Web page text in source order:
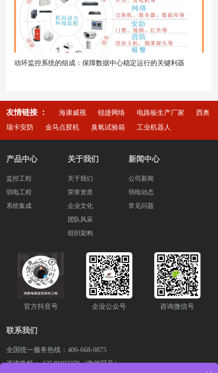
动环监控系统的组成：保障数据中心稳定运行的关键利器
友情链接 ： 海康威视 锐捷网络 电路板生产厂家
西奥
瑞卡安防
金马点胶机 臭氧试验箱 工业机器人
产品中心
监控工程
弱电工程
系统集成
关于我们
关于我们
荣誉资质
企业文化
团队风采
组织架构
新闻中心
公司新闻
弱电动态
常见问题
官方抖音号 企业公众号 咨询微信号
联系我们
全国统一服务热线：400-668-0875
咨询热线： 13548192278（微信同号）